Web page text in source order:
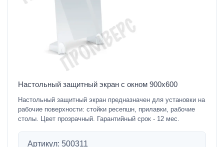
Настольный защитный экран с окном 900х600
Настольный защитный экран предназначен для установки на
рабочие поверхности: стойки ресепшн, прилавки, рабочие
столы. Цвет прозрачный. Гарантийный срок - 12 мес.
Артикул: 500311